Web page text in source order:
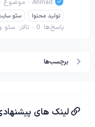
Ahmad
موضوع
تولید محتوا
سئو
پاسخ‌ها: 0 تالار: سئو
برچسب‌ها
لینک های